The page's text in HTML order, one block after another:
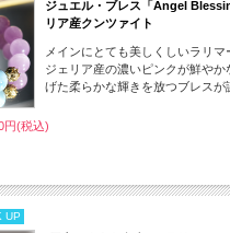
ジュエル・ブレス「Angel
リア産クンツァイト
メインにとても美しくしいラリ
ジェリア産の濃いピンクが鮮やか
げた柔らかな輝きを放つブレスが
円(税込)
UP